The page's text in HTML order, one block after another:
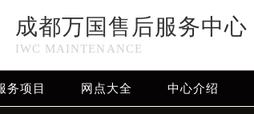
成都万国售后服务中心
IWC MAINTENANCE
务项目 网点大全 中心介绍